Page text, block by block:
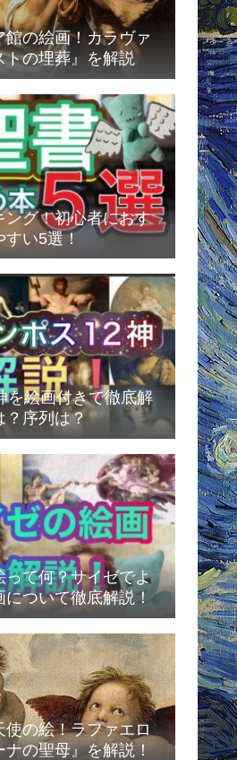
の絵画！カラヴァ
トの埋葬』を解説
ング！初心者におす
い5選！
を絵画付きで徹底解
？序列は？
って何？サイゼでよ
ついて徹底解説！
使の絵！ラファエロ
ナの聖母』を解説！